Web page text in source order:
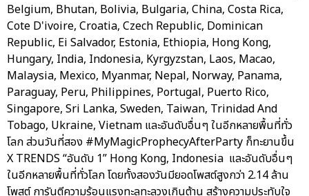
Belgium, Bhutan, Bolivia, Bulgaria, China, Costa Rica,
Cote D'ivoire, Croatia, Czech Republic, Dominican
Republic, Ei Salvador, Estonia, Ethiopia, Hong Kong,
Hungary, India, Indonesia, Kyrgyzstan, Laos, Macao,
Malaysia, Mexico, Myanmar, Nepal, Norway, Panama,
Paraguay, Peru, Philippines, Portugal, Puerto Rico,
Singapore, Sri Lanka, Sweden, Taiwan, Trinidad And
Tobago, Ukraine, Vietnam และอันดับอื่นๆ ในอีกหลายพื้นที่ทั่ว
โลก ส่วนวันที่สอง #MyMagicProphecyAfterParty ก็ทะยานขึ้น
X TRENDS “อันดับ 1” Hong Kong, Indonesia และอันดับอื่นๆ
ในอีกหลายพื้นที่ทั่วโลก โดยทั้งสองวันมียอดโพสต์สูงกว่า 2.14 ล้าน
โพสต์ การันตีความร้อนแรงทะลุทะลวงเกินต้าน สร้างความประทับใจ